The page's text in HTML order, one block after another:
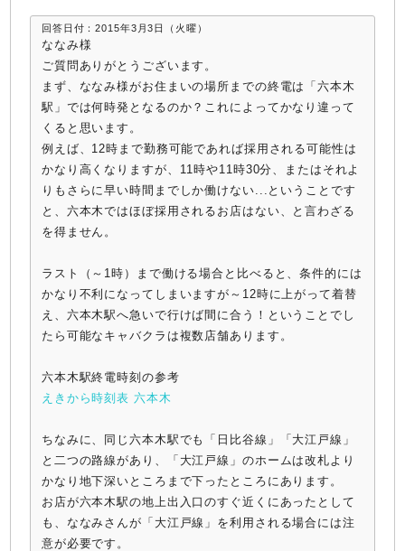
回答日付：2015年3月3日（火曜）
ななみ様
ご質問ありがとうございます。
まず、ななみ様がお住まいの場所までの終電は「六本木
駅」では何時発となるのか？これによってかなり違って
くると思います。
例えば、12時まで勤務可能であれば採用される可能性は
かなり高くなりますが、11時や11時30分、またはそれよ
りもさらに早い時間までしか働けない...ということです
と、六本木ではほぼ採用されるお店はない、と言わざる
を得ません。
ラスト（～1時）まで働ける場合と比べると、条件的には
かなり不利になってしまいますが～12時に上がって着替
え、六本木駅へ急いで行けば間に合う！ということでし
たら可能なキャバクラは複数店舗あります。
六本木駅終電時刻の参考
えきから時刻表 六本木
ちなみに、同じ六本木駅でも「日比谷線」「大江戸線」
と二つの路線があり、「大江戸線」のホームは改札より
かなり地下深いところまで下ったところにあります。
お店が六本木駅の地上出入口のすぐ近くにあったとして
も、ななみさんが「大江戸線」を利用される場合には注
意が必要です。